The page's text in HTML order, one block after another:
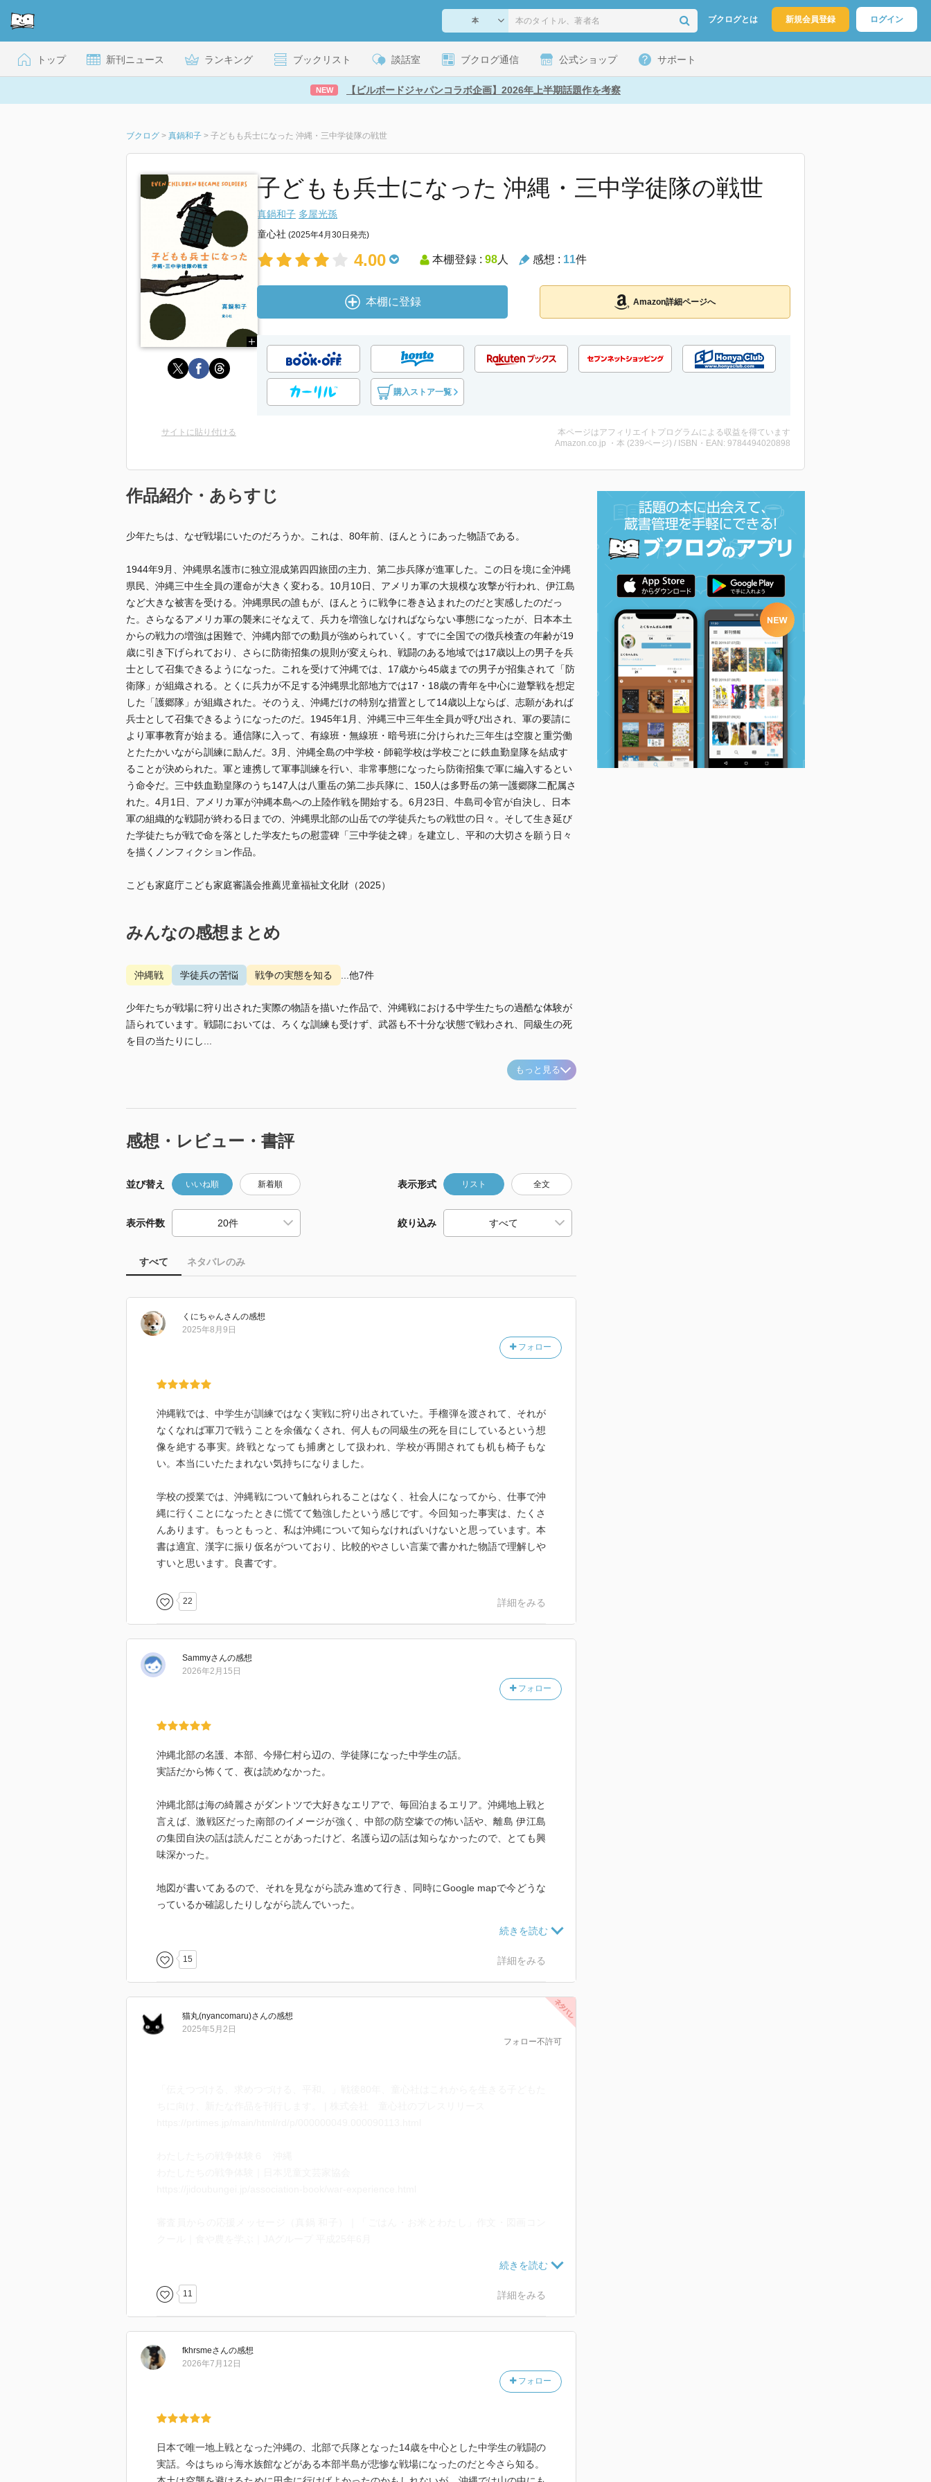
ブクログとは 新規会員登録 ログイン
トップ 新刊ニュース ランキング ブックリスト 談話室 ブクログ通信 公式ショップ サポート
NEW 【ビルボードジャパンコラボ企画】2026年上半期話題作を考察
ブクログ > 真鍋和子 > 子どもも兵士になった 沖縄・三中学徒隊の戦世
子どもも兵士になった 沖縄・三中学徒隊の戦世
真鍋和子 多屋光孫
童心社 (2025年4月30日発売)
4.00 本棚登録 : 98人 感想 : 11件
本棚に登録 Amazon詳細ページへ
購入ストア一覧
サイトに貼り付ける
本ページはアフィリエイトプログラムによる収益を得ています
Amazon.co.jp ・本 (239ページ) / ISBN・EAN: 9784494020898
作品紹介・あらすじ
少年たちは、なぜ戦場にいたのだろうか。これは、80年前、ほんとうにあった物語である。
1944年9月、沖縄県名護市に独立混成第四四旅団の主力、第二歩兵隊が進軍した。この日を境に全沖縄
県民、沖縄三中生全員の運命が大きく変わる。10月10日、アメリカ軍の大規模な攻撃が行われ、伊江島
など大きな被害を受ける。沖縄県民の誰もが、ほんとうに戦争に巻き込まれたのだと実感したのだっ
た。さらなるアメリカ軍の襲来にそなえて、兵力を増強しなければならない事態になったが、日本本土
からの戦力の増強は困難で、沖縄内部での動員が強められていく。すでに全国での徴兵検査の年齢が19
歳に引き下げられており、さらに防衛招集の規則が変えられ、戦闘のある地域では17歳以上の男子を兵
士として召集できるようになった。これを受けて沖縄では、17歳から45歳までの男子が招集されて「防
衛隊」が組織される。とくに兵力が不足する沖縄県北部地方では17・18歳の青年を中心に遊撃戦を想定
した「護郷隊」が組織された。そのうえ、沖縄だけの特別な措置として14歳以上ならば、志願があれば
兵士として召集できるようになったのだ。1945年1月、沖縄三中三年生全員が呼び出され、軍の要請に
より軍事教育が始まる。通信隊に入って、有線班・無線班・暗号班に分けられた三年生は空腹と重労働
とたたかいながら訓練に励んだ。3月、沖縄全島の中学校・師範学校は学校ごとに鉄血勤皇隊を結成す
ることが決められた。軍と連携して軍事訓練を行い、非常事態になったら防衛招集で軍に編入するとい
う命令だ。三中鉄血勤皇隊のうち147人は八重岳の第二歩兵隊に、150人は多野岳の第一護郷隊二配属さ
れた。4月1日、アメリカ軍が沖縄本島への上陸作戦を開始する。6月23日、牛島司令官が自決し、日本
軍の組織的な戦闘が終わる日までの、沖縄県北部の山岳での学徒兵たちの戦世の日々。そして生き延び
た学徒たちが戦で命を落とした学友たちの慰霊碑「三中学徒之碑」を建立し、平和の大切さを願う日々
を描くノンフィクション作品。
こども家庭庁こども家庭審議会推薦児童福祉文化財（2025）
みんなの感想まとめ
沖縄戦 学徒兵の苦悩 戦争の実態を知る ...他7件
少年たちが戦場に狩り出された実際の物語を描いた作品で、沖縄戦における中学生たちの過酷な体験が
語られています。戦闘においては、ろくな訓練も受けず、武器も不十分な状態で戦わされ、同級生の死
を目の当たりにし...
もっと見る
感想・レビュー・書評
並び替え いいね順 新着順 表示形式 リスト 全文
表示件数 絞り込み
すべて ネタバレのみ
くにちゃんさんの感想
フォロー
2025年8月9日
沖縄戦では、中学生が訓練ではなく実戦に狩り出されていた。手榴弾を渡されて、それが
なくなれば軍刀で戦うことを余儀なくされ、何人もの同級生の死を目にしているという想
像を絶する事実。終戦となっても捕虜として扱われ、学校が再開されても机も椅子もな
い。本当にいたたまれない気持ちになりました。
学校の授業では、沖縄戦について触れられることはなく、社会人になってから、仕事で沖
縄に行くことになったときに慌てて勉強したという感じです。今回知った事実は、たくさ
んあります。もっともっと、私は沖縄について知らなければいけないと思っています。本
書は適宜、漢字に振り仮名がついており、比較的やさしい言葉で書かれた物語で理解しや
すいと思います。良書です。
22 詳細をみる
Sammyさんの感想
フォロー
2026年2月15日
沖縄北部の名護、本部、今帰仁村ら辺の、学徒隊になった中学生の話。
実話だから怖くて、夜は読めなかった。
沖縄北部は海の綺麗さがダントツで大好きなエリアで、毎回泊まるエリア。沖縄地上戦と
言えば、激戦区だった南部のイメージが強く、中部の防空壕での怖い話や、離島 伊江島
の集団自決の話は読んだことがあったけど、名護ら辺の話は知らなかったので、とても興
味深かった。
地図が書いてあるので、それを見ながら読み進めて行き、同時にGoogle mapで今どうな
っているか確認したりしながら読んでいった。
ろくな訓練も受けず、単発銃も与えられず、武器は竹槍に小榴弾だけ。そんな状態で、戦
闘に参加させられ、理不尽だらけの中死んでいく中学生の少年たち。
くれる。神風が吹いて、アメリカ軍をこっぱ微塵にしてくれるはず"と洗脳され、死ぬこ
とが美徳とされる訳のわからない価値観の中、必死に戦い、無念にも命を落としていった
平和な時代に生まれて戦争知らずに生きてこれたことに感謝し、これからも戦争のない日
本、平和な暮らし、安心して暮らせる日本であってほしい。
15 詳細をみる
猫丸(nyancomaru)さんの感想
フォロー不許可
2025年5月2日
真鍋 和子 - Webcat Plus
https://webcatplus.jp/creator/232088
https://mt.voog.com/ja
子どもも兵士になった 沖縄・三中学徒隊の戦世 (単行本図書) ：真鍋和子／多屋光孫 -
https://www.doshinsha.co.jp/search/info.php?isbn=9784494020898
11 詳細をみる
fkhrsmeさんの感想
フォロー
2026年7月12日
日本で唯一地上戦となった沖縄の、北部で兵隊となった14歳を中心とした中学生の戦闘の
実話。今はちゅら海水族館などがある本部半島が悲惨な戦場になったのだと今さら知る。